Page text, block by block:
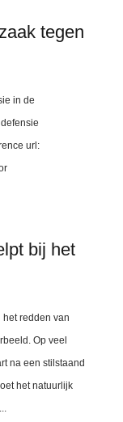
tegen
in de
url:
bij het
redden van
Op veel
na een stilstaand
het natuurlijk